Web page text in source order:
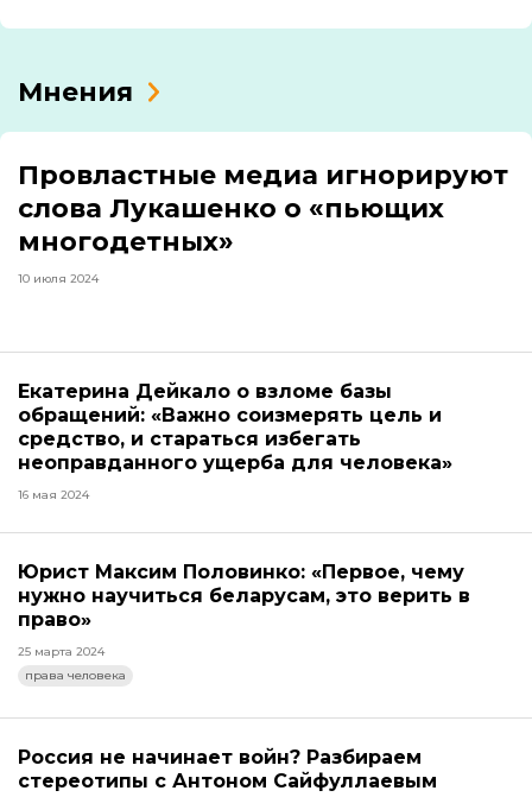
Мнения
Провластные медиа игнорируют
слова Лукашенко о «пьющих
многодетных»
10 июля 2024
Екатерина Дейкало о взломе базы
обращений: «Важно соизмерять цель и
средство, и стараться избегать
неоправданного ущерба для человека»
16 мая 2024
Юрист Максим Половинко: «Первое, чему
нужно научиться беларусам, это верить в
право»
25 марта 2024
права человека
Россия не начинает войн? Разбираем
стереотипы с Антоном Сайфуллаевым